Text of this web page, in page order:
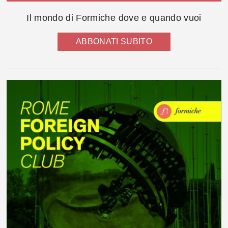
Il mondo di Formiche dove e quando vuoi
ABBONATI SUBITO